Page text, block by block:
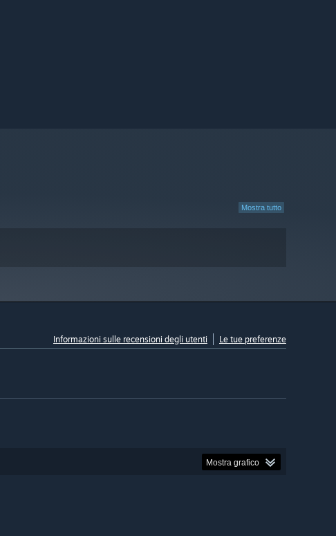
Mostra tutto
Informazioni sulle recensioni degli utenti Le tue preferenze
Mostra grafico